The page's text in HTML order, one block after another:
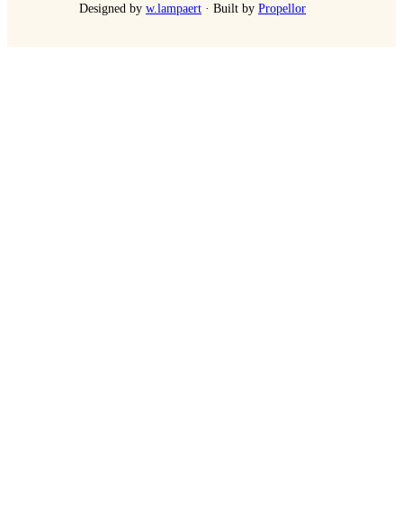
Designed by w.lampaert · Built by Propellor